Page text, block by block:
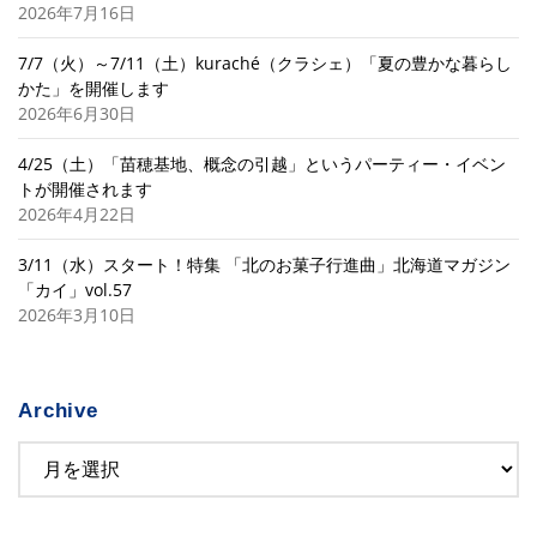
2026年7月16日
7/7（火）～7/11（土）kuraché（クラシェ）「夏の豊かな暮らし
かた」を開催します
2026年6月30日
4/25（土）「苗穂基地、概念の引越」というパーティー・イベン
トが開催されます
2026年4月22日
3/11（水）スタート！特集 「北のお菓子行進曲」北海道マガジン
「カイ」vol.57
2026年3月10日
Archive